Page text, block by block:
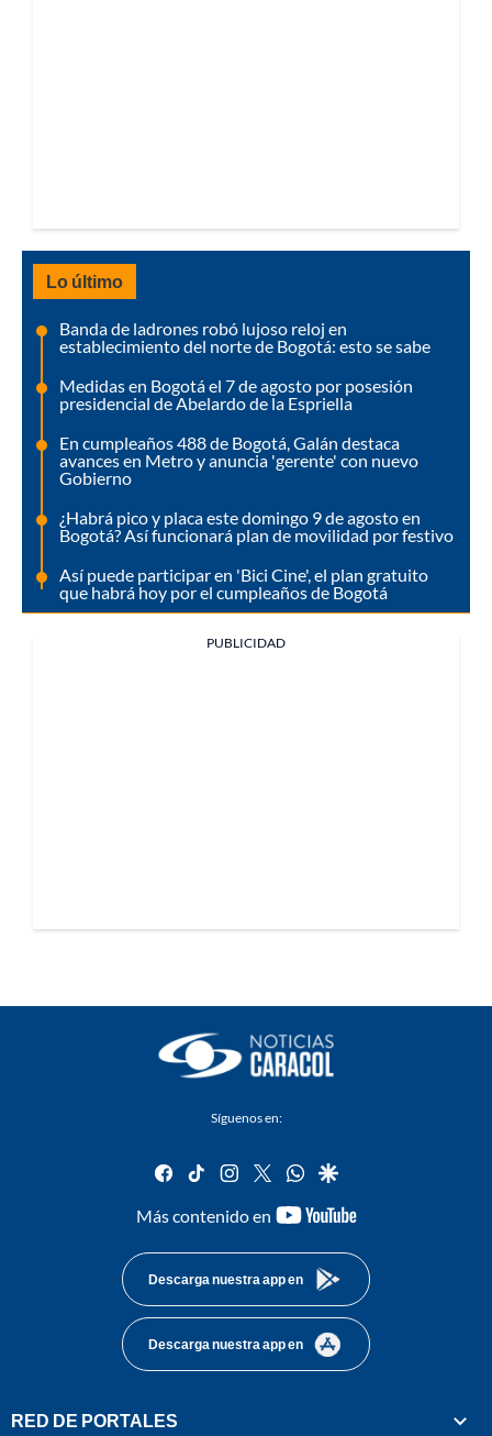
Lo último
Banda de ladrones robó lujoso reloj en
establecimiento del norte de Bogotá: esto se sabe
Medidas en Bogotá el 7 de agosto por posesión
presidencial de Abelardo de la Espriella
En cumpleaños 488 de Bogotá, Galán destaca
avances en Metro y anuncia 'gerente' con nuevo
Gobierno
¿Habrá pico y placa este domingo 9 de agosto en
Bogotá? Así funcionará plan de movilidad por festivo
Así puede participar en 'Bici Cine', el plan gratuito
que habrá hoy por el cumpleaños de Bogotá
PUBLICIDAD
Síguenos en:
facebook
tiktok instagram
twitterwhatsapp
google
Más contenido en
youtube-
Descarga nuestra app en
Descarga nuestra app en
RED DE PORTALES